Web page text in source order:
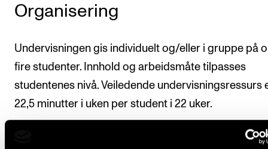
Organisering
Undervisningen gis individuelt og/eller i gruppe på
fire studenter. Innhold og arbeidsmåte tilpasses
studentenes nivå. Veiledende undervisningsressurs
22,5 minutter i uken per student i 22 uker.